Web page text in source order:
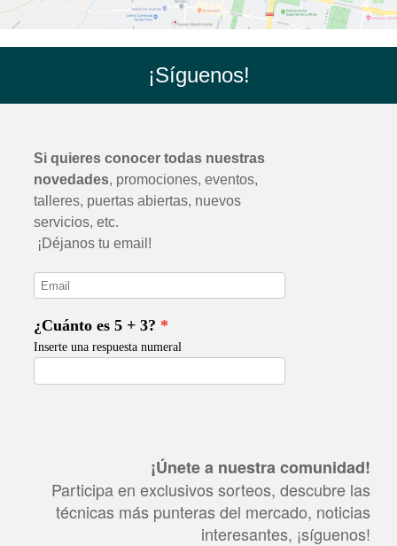
¡Síguenos!
¡Únete a nuestra comunidad!
Participa en exclusivos sorteos, descubre las
técnicas más punteras del mercado, noticias
interesantes, ¡síguenos!